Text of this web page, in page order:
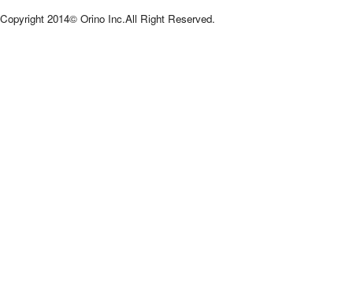
Copyright 2014© Orino Inc.All Right Reserved.